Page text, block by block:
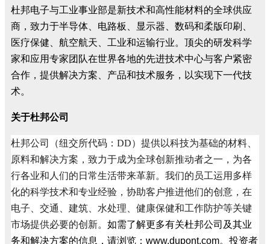
杜邦电子与工业事业部是新技术和高性能材料的全球供应
商，致力于半导体、电路板、显示器、数码和柔版印刷、
医疗保健、航空航天、工业和运输行业。顶尖的研发科学
家和应用专家团队在世界各地的先进技术中心与客户紧密
合作，提供解决方案、产品和技术服务，以实现下一代技
术。
关于杜邦公司
杜邦公司（纽交所代码：DD）提供以科技为基础的材料、
原料和解决方案，致力于成为全球创新推动者之一，为各
行各业和人们的日常生活带来革新。我们的员工运用多样
化的科学技术和专业经验，协助客户推进他们的创意，在
电子、交通、建筑、水处理、健康保健和工作防护等关键
市场提供必要的创新。 如需了解更多有关杜邦公司及其业
务和解决方案的信息，请浏览： www.dupont.com。 投资者